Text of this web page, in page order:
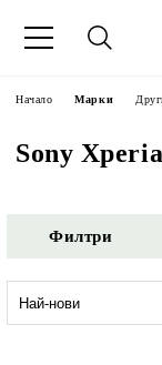
Начало Марки
Sony
Филтри